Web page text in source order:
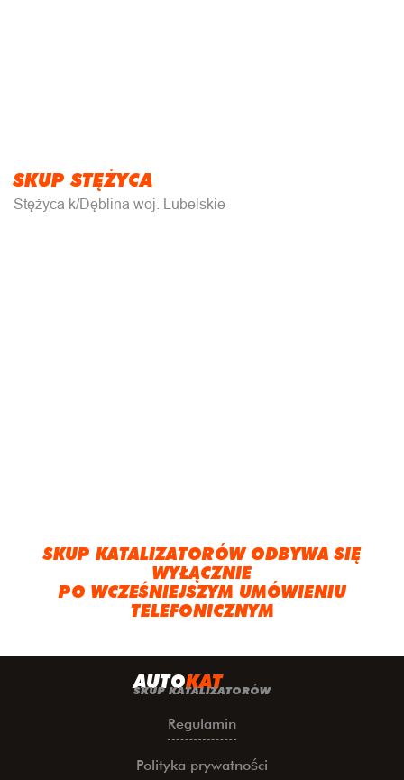
SKUP STĘŻYCA
Stężyca k/Dęblina woj. Lubelskie
SKUP KATALIZATORÓW ODBYWA SIĘ
WYŁĄCZNIE
PO WCZEŚNIEJSZYM UMÓWIENIU
TELEFONICZNYM
AUTOKAT
SKUP KATALIZATORÓW
Regulamin
Polityka prywatności